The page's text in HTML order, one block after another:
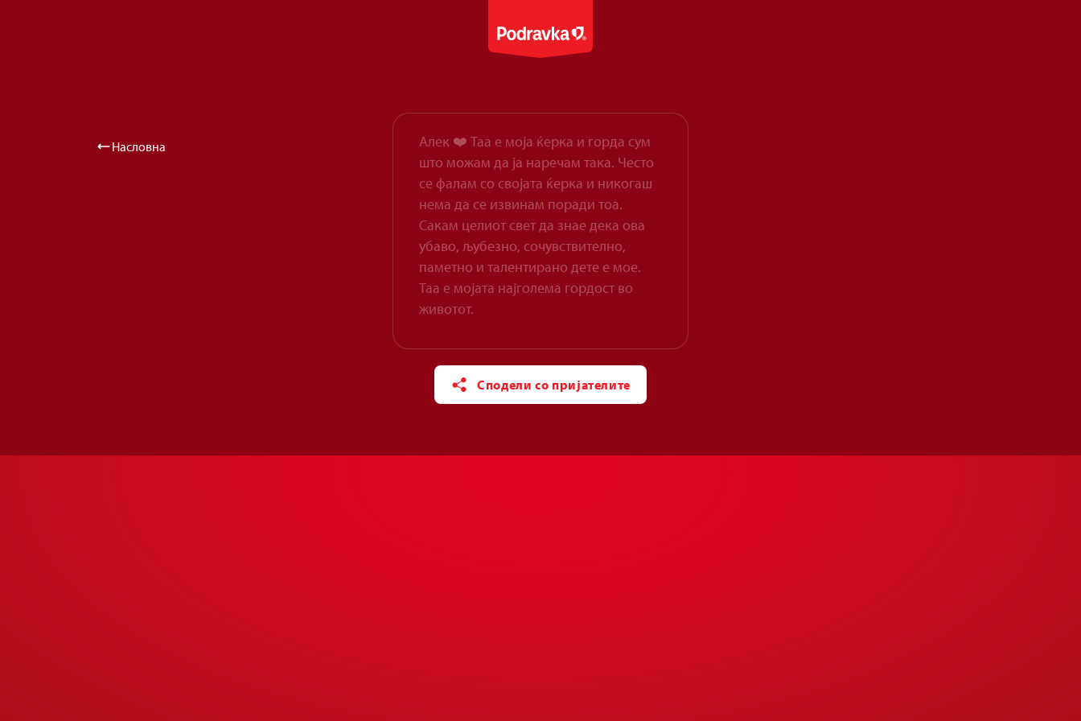
Насловна
Сподели со пријателите